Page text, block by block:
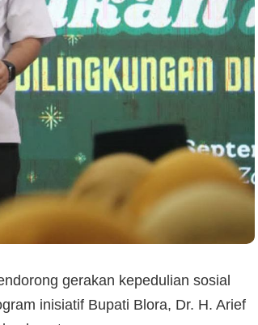
gerakan kepedulian sosial
inisiatif Bupati Blora, Dr. H. Arief